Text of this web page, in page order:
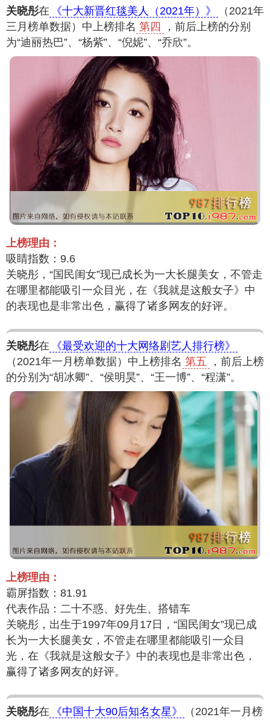
关晓彤在 《十大新晋红毯美人（2021年）》
（2021年
三月榜单数据）中上榜排名 第四
，前后上榜的分别
为“迪丽热巴”、“杨紫”、“倪妮”、“乔欣”。
上榜理由：
吸睛指数：9.6
关晓彤，“国民闺女”现已成长为一大长腿美女，不管走
在哪里都能吸引一众目光，在《我就是这般女子》中
的表现也是非常出色，赢得了诸多网友的好评。
关晓彤在
《最受欢迎的十大网络剧艺人排行榜》
（2021年一月榜单数据）中上榜排名 第五
，前后上榜
的分别为“胡冰卿”、“侯明昊”、“王一博”、“程潇”。
上榜理由：
霸屏指数：81.91
代表作品：二十不惑、好先生、搭错车
关晓彤，出生于1997年09月17日，“国民闺女”现已成
长为一大长腿美女，不管走在哪里都能吸引一众目
光，在《我就是这般女子》中的表现也是非常出色，
赢得了诸多网友的好评。
关晓彤在 《中国十大90后知名女星》
（2021年一月榜